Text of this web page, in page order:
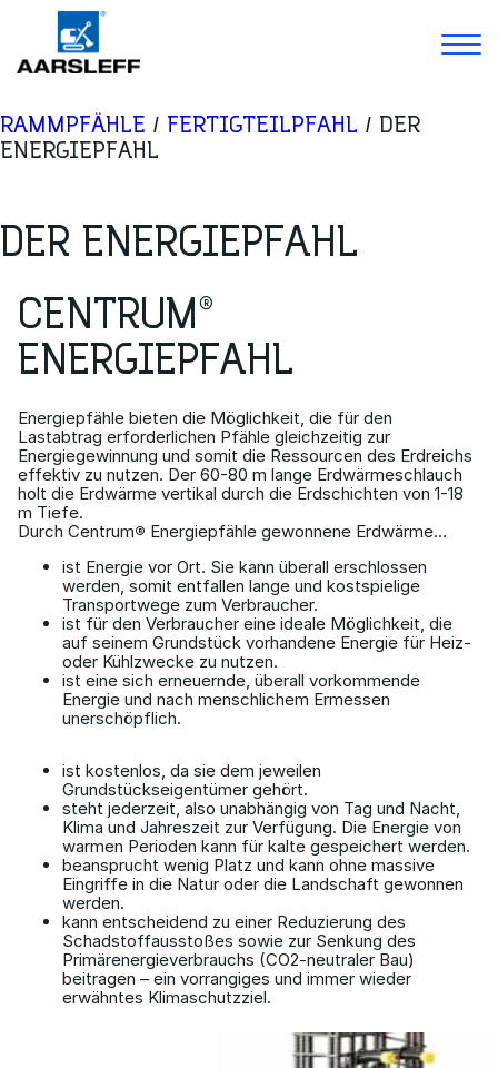
Skip
to
content
Über Uns
Bibliothek
RAMMPFÄHLE / FERTIGTEILPFAHL / DER
ENERGIEPFAHL
DER ENERGIEPFAHL
CENTRUM®
ENERGIEPFAHL
Energiepfähle bieten die Möglichkeit, die für den
Lastabtrag erforderlichen Pfähle gleichzeitig zur
Energiegewinnung und somit die Ressourcen des Erdreichs
effektiv zu nutzen. Der 60-80 m lange Erdwärmeschlauch
holt die Erdwärme vertikal durch die Erdschichten von 1-18
m Tiefe.
Durch Centrum® Energiepfähle gewonnene Erdwärme…
ist Energie vor Ort. Sie kann überall erschlossen
werden, somit entfallen lange und kostspielige
Transportwege zum Verbraucher.
ist für den Verbraucher eine ideale Möglichkeit, die
auf seinem Grundstück vorhandene Energie für Heiz-
oder Kühlzwecke zu nutzen.
ist eine sich erneuernde, überall vorkommende
Energie und nach menschlichem Ermessen
unerschöpflich.
ist kostenlos, da sie dem jeweilen
Grundstückseigentümer gehört.
steht jederzeit, also unabhängig von Tag und Nacht,
Klima und Jahreszeit zur Verfügung. Die Energie von
warmen Perioden kann für kalte gespeichert werden.
beansprucht wenig Platz und kann ohne massive
Eingriffe in die Natur oder die Landschaft gewonnen
werden.
kann entscheidend zu einer Reduzierung des
Schadstoffausstoßes sowie zur Senkung des
Primärenergieverbrauchs (CO2-neutraler Bau)
beitragen – ein vorrangiges und immer wieder
erwähntes Klimaschutzziel.